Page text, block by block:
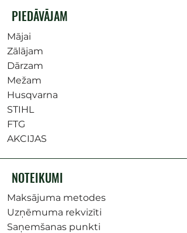
PIEDĀVĀJAM
Mājai
Zālājam
Dārzam
Mežam
Husqvarna
STIHL
FTG
AKCIJAS
NOTEIKUMI
Maksājuma metodes
Uzņēmuma rekvizīti
Saņemšanas punkti